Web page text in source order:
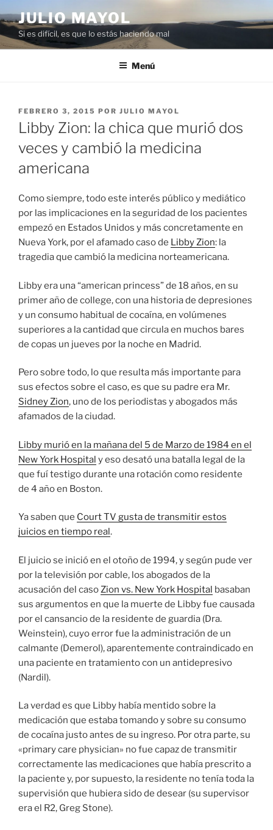
al
contenido
JULIO MAYOL
Si es difícil, es que lo estás haciendo mal
Menú
PUBLICADO
EL
FEBRERO 3, 2015 POR JULIO MAYOL
Libby Zion: la chica que murió dos
veces y cambió la medicina
americana
Como siempre, todo este interés público y mediático
por las implicaciones en la seguridad de los pacientes
empezó en Estados Unidos y más concretamente en
Nueva York, por el afamado caso de Libby Zion: la
tragedia que cambió la medicina norteamericana.
Libby era una “american princess” de 18 años, en su
primer año de college, con una historia de depresiones
y un consumo habitual de cocaína, en volúmenes
superiores a la cantidad que circula en muchos bares
de copas un jueves por la noche en Madrid.
Pero sobre todo, lo que resulta más importante para
sus efectos sobre el caso, es que su padre era Mr.
Sidney Zion, uno de los periodistas y abogados más
afamados de la ciudad.
Libby murió en la mañana del 5 de Marzo de 1984 en el
New York Hospital y eso desató una batalla legal de la
que fuí testigo durante una rotación como residente
de 4 año en Boston.
Ya saben que Court TV gusta de transmitir estos
juicios en tiempo real.
El juicio se inició en el otoño de 1994, y según pude ver
por la televisión por cable, los abogados de la
acusación del casoZion vs. New York Hospital basaban
sus argumentos en que la muerte de Libby fue causada
por el cansancio de la residente de guardia (Dra.
Weinstein), cuyo error fue la administración de un
calmante (Demerol), aparentemente contraindicado en
una paciente en tratamiento con un antidepresivo
(Nardil).
La verdad es que Libby había mentido sobre la
medicación que estaba tomando y sobre su consumo
de cocaína justo antes de su ingreso. Por otra parte, su
«primary care physician» no fue capaz de transmitir
correctamente las medicaciones que había prescrito a
la paciente y, por supuesto, la residente no tenía toda la
supervisión que hubiera sido de desear (su supervisor
era el R2, Greg Stone).